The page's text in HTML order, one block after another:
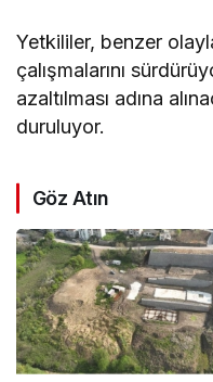
Yetkililer, benzer
çalışmalarını
azaltılması adına
duruluyor.
Göz Atın